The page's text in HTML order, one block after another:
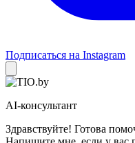
Подписаться на Instagram
AI-консультант
Здравствуйте! Готова